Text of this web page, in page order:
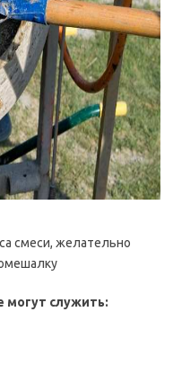
смеси, желательно
могут служить: